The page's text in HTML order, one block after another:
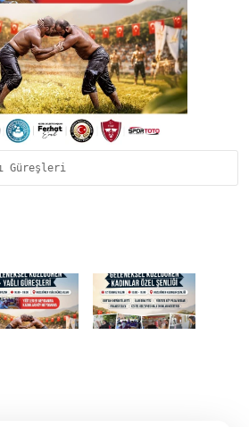
Güreşleri